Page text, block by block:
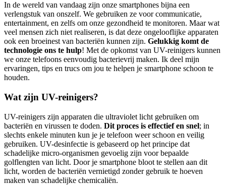
In de wereld van vandaag zijn onze smartphones bijna een
verlengstuk van onszelf. We gebruiken ze voor communicatie,
entertainment, en zelfs om onze gezondheid te monitoren. Maar wat
veel mensen zich niet realiseren, is dat deze ongelooflijke apparaten
ook een broeinest van bacteriën kunnen zijn. Gelukkig komt de
technologie ons te hulp! Met de opkomst van UV-reinigers kunnen
we onze telefoons eenvoudig bacterievrij maken. Ik deel mijn
ervaringen, tips en trucs om jou te helpen je smartphone schoon te
houden.
Wat zijn UV-reinigers?
UV-reinigers zijn apparaten die ultraviolet licht gebruiken om
bacteriën en virussen te doden. Dit proces is effectief en snel; in
slechts enkele minuten kun je je telefoon weer schoon en veilig
gebruiken. UV-desinfectie is gebaseerd op het principe dat
schadelijke micro-organismen gevoelig zijn voor bepaalde
golflengten van licht. Door je smartphone bloot te stellen aan dit
licht, worden de bacteriën vernietigd zonder gebruik te hoeven
maken van schadelijke chemicaliën.